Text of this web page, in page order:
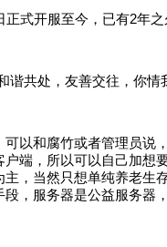
正式开服至今，已有2年
谐共处，友善交往，你情
以和腐竹或者管理员说
端，所以可以自己加想
主，当然只想单纯养老生
，服务器是公益服务器